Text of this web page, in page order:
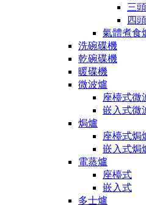
三
四
氣體煮食
洗碗碟機
乾碗碟機
暖碟機
微波爐
座檯式微
嵌入式微
焗爐
座檯式焗
嵌入式焗
電蒸爐
座檯式
嵌入式
多士爐